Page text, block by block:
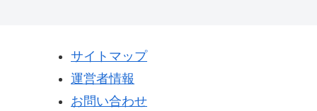
サイトマップ
運営者情報
お問い合わせ